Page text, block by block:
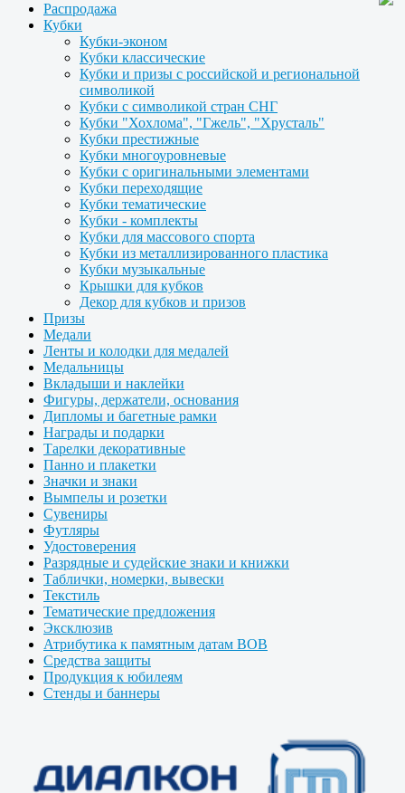
Распродажа
Кубки
Кубки-эконом
Кубки классические
Кубки и призы с российской и региональной
символикой
Кубки с символикой стран СНГ
Кубки "Хохлома", "Гжель", "Хрусталь"
Кубки престижные
Кубки многоуровневые
Кубки с оригинальными элементами
Кубки переходящие
Кубки тематические
Кубки - комплекты
Кубки для массового спорта
Кубки из металлизированного пластика
Кубки музыкальные
Крышки для кубков
Декор для кубков и призов
Призы
Медали
Ленты и колодки для медалей
Медальницы
Вкладыши и наклейки
Фигуры, держатели, основания
Дипломы и багетные рамки
Награды и подарки
Тарелки декоративные
Панно и плакетки
Значки и знаки
Вымпелы и розетки
Сувениры
Футляры
Удостоверения
Разрядные и судейские знаки и книжки
Таблички, номерки, вывески
Текстиль
Тематические предложения
Эксклюзив
Атрибутика к памятным датам ВОВ
Средства защиты
Продукция к юбилеям
Стенды и баннеры